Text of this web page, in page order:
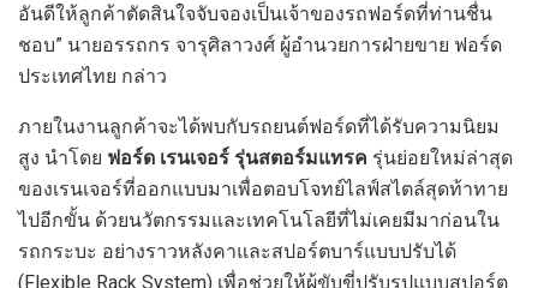
อันดีให้ลูกค้าตัดสินใจจับจองเป็นเจ้าของรถฟอร์ดที่ท่านชื่น
ชอบ” นายอรรถกร จารุศิลาวงศ์ ผู้อำนวยการฝ่ายขาย ฟอร์ด
ประเทศไทย กล่าว
ภายในงานลูกค้าจะได้พบกับรถยนต์ฟอร์ดที่ได้รับความนิยม
สูง นำโดย ฟอร์ด เรนเจอร์ รุ่นสตอร์มแทรค รุ่นย่อยใหม่ล่าสุด
ของเรนเจอร์ที่ออกแบบมาเพื่อตอบโจทย์ไลฟ์สไตล์สุดท้าทาย
ไปอีกขั้น ด้วยนวัตกรรมและเทคโนโลยีที่ไม่เคยมีมาก่อนใน
รถกระบะ อย่างราวหลังคาและสปอร์ตบาร์แบบปรับได้
(Flexible Rack System) เพื่อช่วยให้ผู้ขับขี่ปรับรูปแบบสปอร์ต